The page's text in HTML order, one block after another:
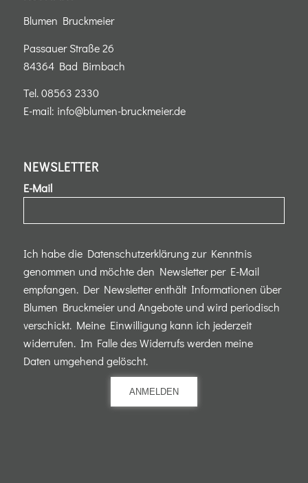
Blumen Bruckmeier
Passauer Straße 26
84364 Bad Birnbach
Tel.08563 2330
E-mail: info@blumen-bruckmeier.de
NEWSLETTER
E-Mail
Ich habe die Datenschutzerklärung zur Kenntnis
genommen und möchte den Newsletter per E-Mail
empfangen. Der Newsletter enthält Informationen über
Blumen Bruckmeier und Angebote und wird periodisch
verschickt. Meine Einwilligung kann ich jederzeit
widerrufen. Im Falle des Widerrufs werden meine
Daten umgehend gelöscht.
ANMELDEN